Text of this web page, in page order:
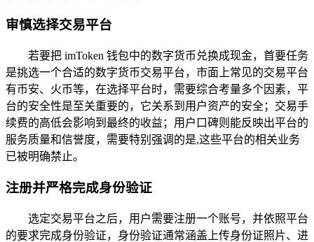
审慎选择交易平台
若要把 imToken 钱包中的数字货币兑换成现金，首要任务
是挑选一个合适的数字货币交易平台，市面上常见的交易平台
有币安、火币等，在选择平台时，需要综合考量多个因素，平
台的安全性是至关重要的，它关系到用户资产的安全；交易手
续费的高低会影响到最终的收益；用户口碑则能反映出平台的
服务质量和信誉度，需要特别强调的是,这些平台的相关业务
已被明确禁止。
注册并严格完成身份验证
选定交易平台之后，用户需要注册一个账号，并依照平台
的要求完成身份验证，身份验证通常涵盖上传身份证照片、进